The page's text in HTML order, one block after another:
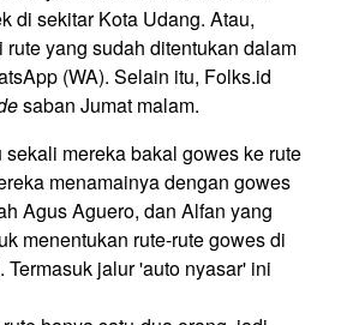
di sekitar Kota Udang. Atau,
rute yang sudah ditentukan dalam
(WA). Selain itu, Folks.id
saban Jumat malam.
mereka bakal gowes ke rute
menamainya dengan gowes
Agus Aguero, dan Alfan yang
menentukan rute-rute gowes di
Termasuk jalur 'auto nyasar' ini